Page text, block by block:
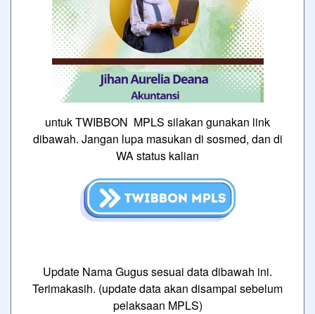
untuk TWIBBON MPLS silakan gunakan link
dibawah. Jangan lupa masukan di sosmed, dan di
WA status kalian
Update Nama Gugus sesuai data dibawah ini.
Terimakasih. (update data akan disampai sebelum
pelaksaan MPLS)